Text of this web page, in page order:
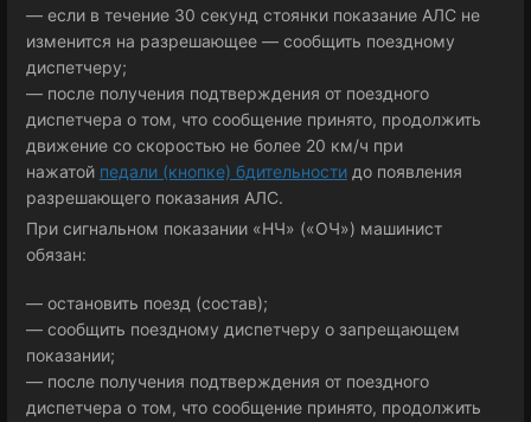
— если в течение 30 секунд стоянки показание АЛС не
изменится на разрешающее — сообщить поездному
диспетчеру;
— после получения подтверждения от поездного
диспетчера о том, что сообщение принято, продолжить
движение со скоростью не более 20 км/ч при
нажатой педали (кнопке) бдительности до появления
разрешающего показания АЛС.
При сигнальном показании «НЧ» («ОЧ») машинист
обязан:
— остановить поезд (состав);
— сообщить поездному диспетчеру о запрещающем
показании;
— после получения подтверждения от поездного
диспетчера о том, что сообщение принято, продолжить